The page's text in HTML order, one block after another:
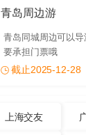
青岛周边游
青岛同城周边可以
要承担门票哦
截止2025-12-28
上海交友